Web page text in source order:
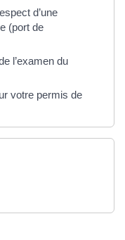
d’une
(port de
l’examen du
votre permis de